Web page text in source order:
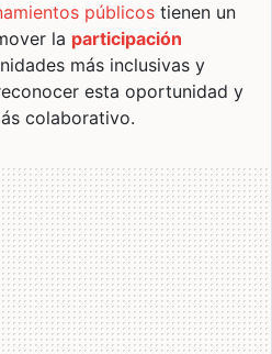
públicos tienen un
la participación
más inclusivas y
esta oportunidad y
colaborativo.